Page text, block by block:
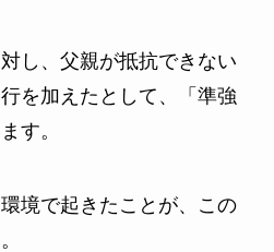
し、父親が抵抗できない
を加えたとして、「準強
す。
境で起きたことが、この